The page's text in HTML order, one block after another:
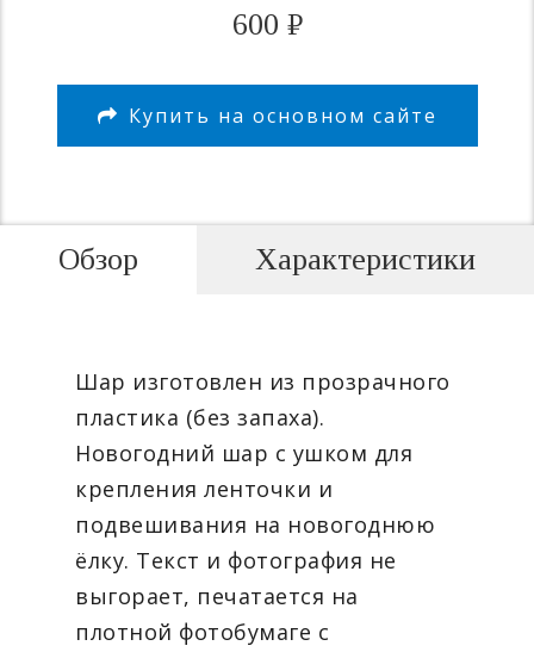
600 ₽
Купить на основном сайте
Обзор
Шар изготовлен из прозрачного
пластика (без запаха).
Новогодний шар с ушком для
крепления ленточки и
подвешивания на новогоднюю
ёлку. Текст и фотография не
выгорает, печатается на
плотной фотобумаге с
Характеристики